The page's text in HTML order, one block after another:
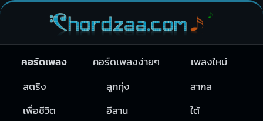
คอร์ดเพลง คอร์ดเพลงง่ายๆ
เพลงใหม่
สตริง
ลูกทุ่ง
สากล
เพื่อชีวิต
อีสาน
ใต้